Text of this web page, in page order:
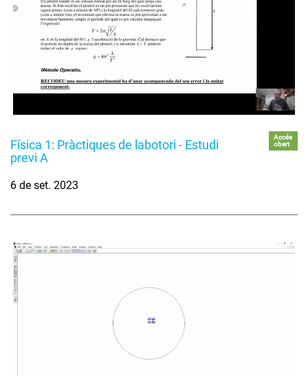
Física 1: Pràctiques de labotori - Estudi
previ A
Accés
obert
6 de set. 2023